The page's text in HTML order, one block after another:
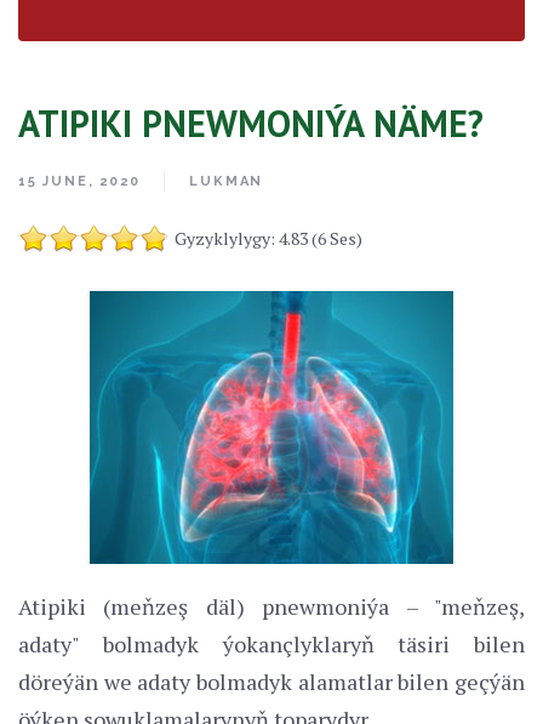
ATIPIKI PNEWMONIÝA NÄME?
15 JUNE, 2020 LUKMAN
Gyzyklylygy: 4.83 (6 Ses)
Atipiki (meňzeş däl) pnewmoniýa – "meňzeş,
adaty" bolmadyk ýokançlyklaryň täsiri bilen
döreýän we adaty bolmadyk alamatlar bilen geçýän